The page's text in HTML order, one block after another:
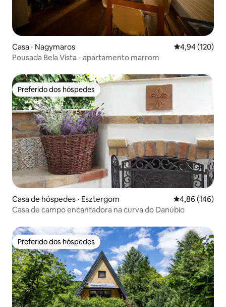
Casa ⋅ Nagymaros 4,94 de uma
4,94 (120)
Pousada Bela Vista - apartamento marrom
Preferido dos hóspedes
Preferido dos hóspedes
Casa de hóspedes ⋅ Esztergom 4,86 de uma
4,86 (146)
Casa de campo encantadora na curva do Danúbio
Preferido dos hóspedes
Preferido dos hóspedes